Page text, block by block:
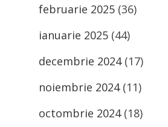
februarie 2025 (36)
ianuarie 2025 (44)
decembrie 2024(17)
noiembrie 2024(11)
octombrie 2024(18)